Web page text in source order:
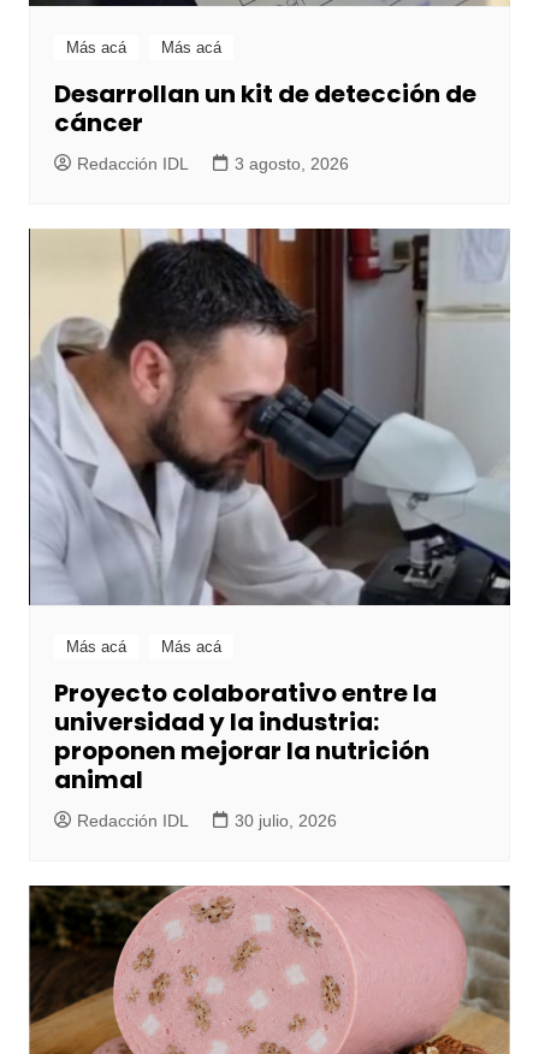
Más acá Más acá
Desarrollan un kit de detección de
cáncer
Redacción IDL 3 agosto, 2026
Más acá Más acá
Proyecto colaborativo entre la
universidad y la industria:
proponen mejorar la nutrición
animal
Redacción IDL 30 julio, 2026